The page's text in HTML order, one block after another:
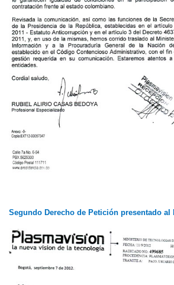
Segundo Derecho de Petición presentado al